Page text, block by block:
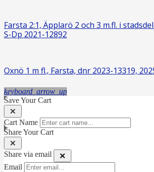
Farsta 2:1, Äpplarö 2 och 3 m.fl. i
S-Dp 2021-12892
Oxnö 1 m fl., Farsta, dnr 2023-13319,
keyboard_arrow_up
Save Your Cart
Cart Name
Share Your Cart
Share via email
Email